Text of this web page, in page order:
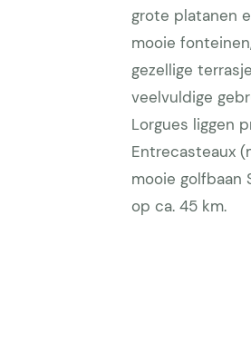
grote platanen
mooie
gezellige
veelvuldige
Lorgues liggen
Entrecasteaux
mooie golfbaan
op ca. 45 km.